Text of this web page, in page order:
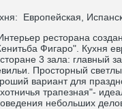
Европейская,
ресторана
Фигаро". Кухня
3 зала: главный
Просторный
вариант для
трапезная"-
небольших